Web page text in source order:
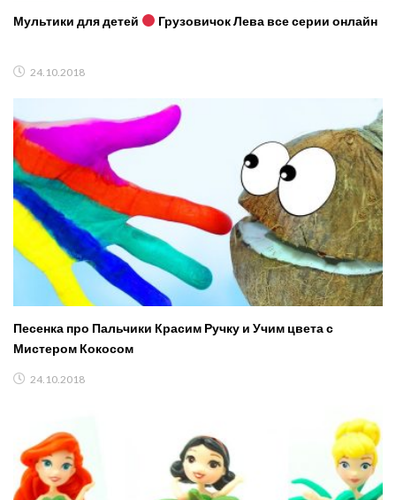
Мультики для детей Грузовичок Лева все серии онлайн
24.10.2018
Песенка про Пальчики Красим Ручку и Учим цвета с
Мистером Кокосом
24.10.2018